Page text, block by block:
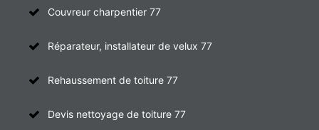
Couvreur charpentier 77
Réparateur, installateur de velux 77
Rehaussement de toiture 77
Devis nettoyage de toiture 77